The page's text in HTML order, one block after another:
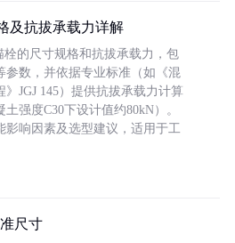
及抗拔承载力详解
的尺寸规格和抗拔承载力，包
参数，并依据专业标准（如《混
JGJ 145）提供抗拔承载力计算
强度C30下设计值约80kN）。
影响因素及选型建议，适用于工
尺寸